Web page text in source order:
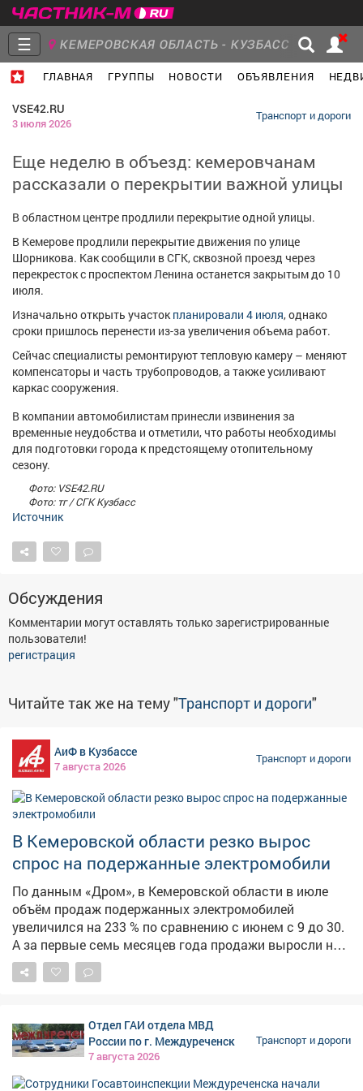
☰ КЕМЕРОВСКАЯ ОБЛАСТЬ - КУЗБАСС
ГЛАВНАЯ ГРУППЫ НОВОСТИ ОБЪЯВЛЕНИЯ
Объявления Недвижимость Услуги
Работа Транспорт Компании
Афиша Обучение Проекты
Товары
ТВ программа
VSE42.RU
3 июля 2026
Транспорт и дороги
Еще неделю в объезд: кемеровчанам
рассказали о перекрытии важной улицы
В областном центре продлили перекрытие одной улицы.
В Кемерове продлили перекрытие движения по улице
Шорникова. Как сообщили в СГК, сквозной проезд через
перекресток с проспектом Ленина останется закрытым до 10
июля.
Изначально открыть участокпланировали 4 июля, однако
сроки пришлось перенести из-за увеличения объема работ.
Сейчас специалисты ремонтируют тепловую камеру – меняют
компенсаторы и часть трубопроводов, а также усиливают
каркас сооружения.
В компании автомобилистам принесли извинения за
временные неудобства и отметили, что работы необходимы
для подготовки города к предстоящему отопительному
сезону.
Фото: VSЕ42.RU
Фото: тг / СГК Кузбасс
Источник
Обсуждения
Комментарии могут оставлять только зарегистрированные
пользователи!
регистрация
Читайте так же на тему "Транспорт и дороги"
АиФ в Кузбассе
7 августа 2026
Транспорт и дороги
В Кемеровской области резко вырос
спрос на подержанные электромобили
По данным «Дром», в Кемеровской области в июле
объём продаж подержанных электромобилей
увеличился на 233 % по сравнению с июнем с 9 до 30.
А за первые семь месяцев года продажи выросли на
116 % относительно аналогичного периода прошлого
года. Однако всего доля электрокаров остаётся
топливом. Лидером продаж в июле остаётся Nissan
Leaf - спрос на эту модель вырос на 333 %. Также в
Nissan e‑NV200, Evolute i‑Joy и Mitsubishi i‑MiEV. Среди
Отдел ГАИ отдела МВД
России по г. Междуреченск
7 августа 2026
Транспорт и дороги